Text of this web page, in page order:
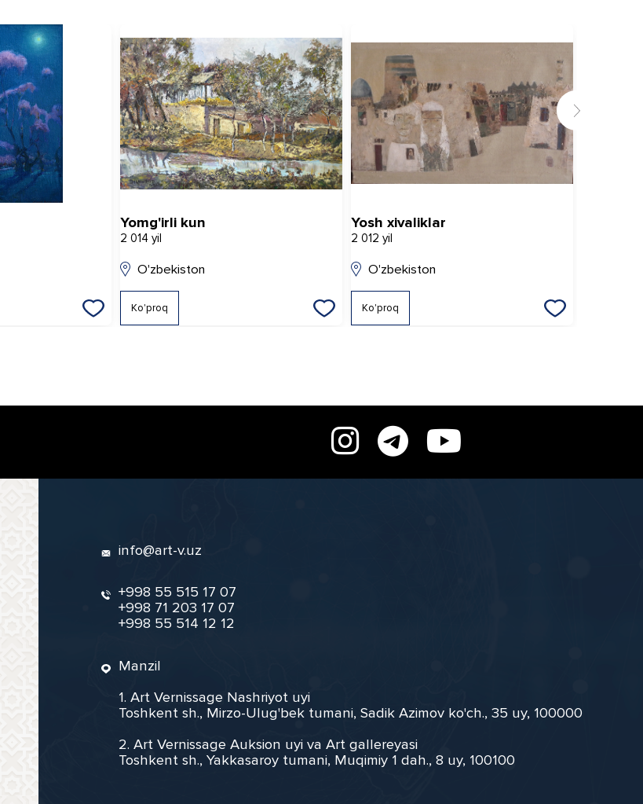
Yomg'irli kun
2 014 yil
O'zbekiston
Ko'proq
Yosh xivaliklar
2 012 yil
O'zbekiston
Ko'proq
info@art-v.uz
+998 55 515 17 07
+998 71 203 17 07
+998 55 514 12 12
Manzil
1. Art Vernissage Nashriyot uyi
Toshkent sh., Mirzo-Ulug'bek tumani, Sadik Azimov ko'ch., 35 uy, 100000
2. Art Vernissage Auksion uyi va Art gallereyasi
Toshkent sh., Yakkasaroy tumani, Muqimiy 1 dah., 8 uy, 100100